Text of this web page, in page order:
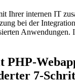
Ihrer internen IT
bei der
Anwendungen.
7-